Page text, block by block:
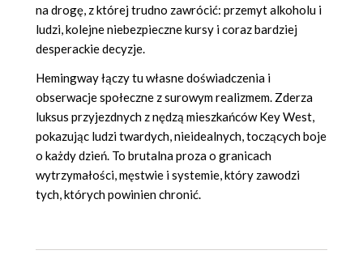
na drogę, z której trudno zawrócić: przemyt alkoholu i
ludzi, kolejne niebezpieczne kursy i coraz bardziej
desperackie decyzje.
Hemingway łączy tu własne doświadczenia i
obserwacje społeczne z surowym realizmem. Zderza
luksus przyjezdnych z nędzą mieszkańców Key West,
pokazując ludzi twardych, nieidealnych, toczących boje
o każdy dzień. To brutalna proza o granicach
wytrzymałości, męstwie i systemie, który zawodzi
tych, których powinien chronić.